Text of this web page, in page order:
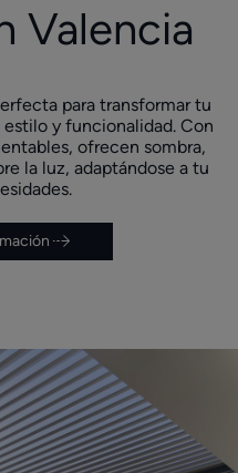
Valencia
para transformar tu
y funcionalidad. Con
ofrecen sombra,
la luz, adaptándose a tu